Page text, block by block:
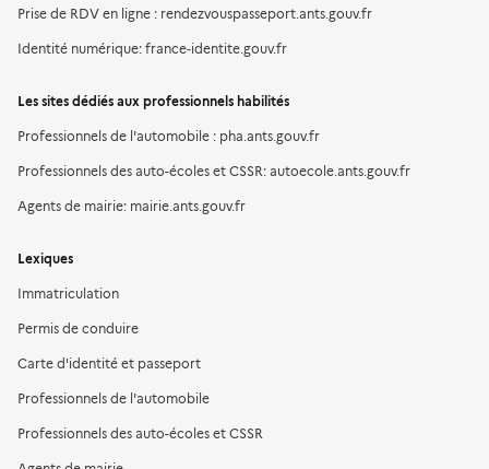
Prise de RDV en ligne : rendezvouspasseport.ants.gouv.fr
Identité numérique: france-identite.gouv.fr
Les sites dédiés aux professionnels habilités
Professionnels de l'automobile : pha.ants.gouv.fr
Professionnels des auto-écoles et CSSR: autoecole.ants.gouv.fr
Agents de mairie: mairie.ants.gouv.fr
Lexiques
Immatriculation
Permis de conduire
Carte d'identité et passeport
Professionnels de l'automobile
Professionnels des auto-écoles et CSSR